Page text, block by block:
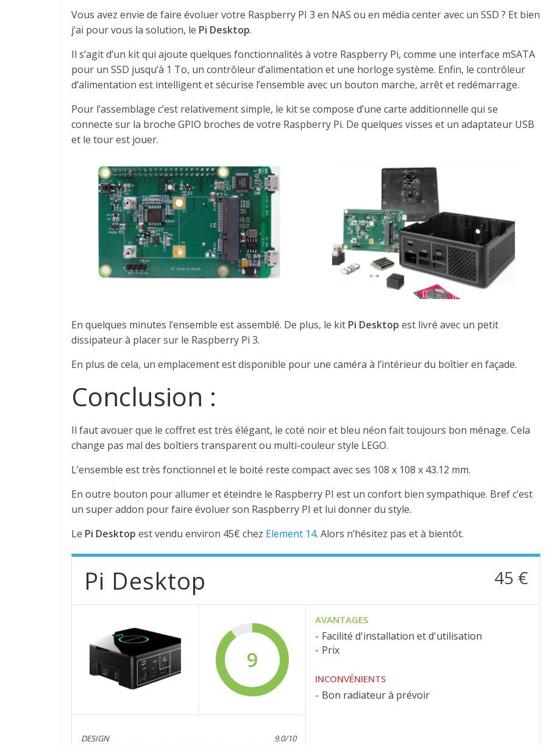
Vous avez envie de faire évoluer votre Raspberry PI 3 en NAS ou en média center avec un SSD ? Et bien
j’ai pour vous la solution, le Pi Desktop.
Il s’agit d’un kit qui ajoute quelques fonctionnalités à votre Raspberry Pi, comme une interface mSATA
pour un SSD jusqu’à 1 To, un contrôleur d’alimentation et une horloge système. Enfin, le contrôleur
d’alimentation est intelligent et sécurise l’ensemble avec un bouton marche, arrêt et redémarrage.
Pour l’assemblage c’est relativement simple, le kit se compose d’une carte additionnelle qui se
connecte sur la broche GPIO broches de votre Raspberry Pi. De quelques visses et un adaptateur USB
et le tour est jouer.
En quelques minutes l’ensemble est assemblé. De plus, le kit Pi Desktop est livré avec un petit
dissipateur à placer sur le Raspberry Pi 3.
En plus de cela, un emplacement est disponible pour une caméra à l’intérieur du boîtier en façade.
Conclusion :
Il faut avouer que le coffret est très élégant, le coté noir et bleu néon fait toujours bon ménage. Cela
change pas mal des boîtiers transparent ou multi-couleur style LEGO.
L’ensemble est très fonctionnel et le boité reste compact avec ses 108 x 108 x 43.12 mm.
En outre bouton pour allumer et éteindre le Raspberry PI est un confort bien sympathique. Bref c’est
un super addon pour faire évoluer son Raspberry PI et lui donner du style.
Le Pi Desktop est vendu environ 45€ chez Element 14. Alors n’hésitez pas et à bientôt.
Pi Desktop 45 €
9
DESIGN 9.0/10
AVANTAGES
Facilité d'installation et d'utilisation
Prix
INCONVÉNIENTS
Bon radiateur à prévoir